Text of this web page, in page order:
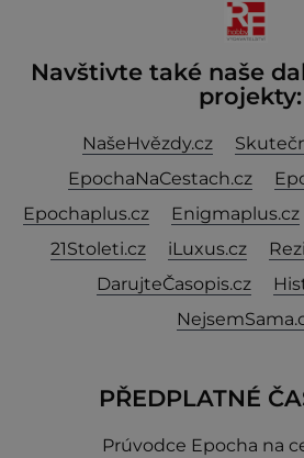
Navštivte také naše
projekty:
NašeHvězdy.cz
EpochaNaCestach.cz
Epochaplus.cz
Enigmaplus.cz
21Stoleti.cz
iLuxus.cz
DarujteČasopis.cz
PŘEDPLATNÉ
Prúvodce Epocha na